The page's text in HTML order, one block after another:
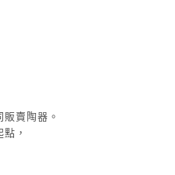
賣陶器。
，